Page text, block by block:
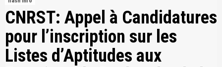
CNRST: Appel à Candidatures
pour l’inscription sur les
Listes d’Aptitudes aux